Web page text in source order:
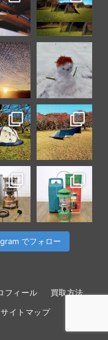
でフォロー
フィール 買取方法
サイトマップ